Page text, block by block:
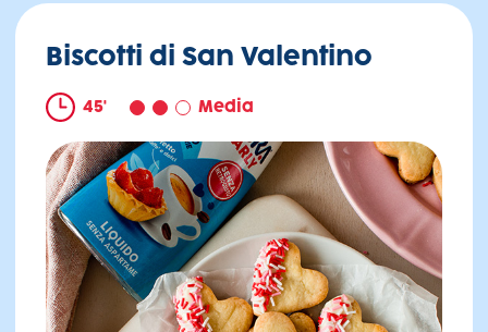
Biscotti di San Valentino
45' Media